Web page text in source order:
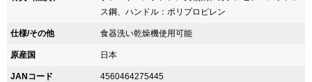
ス鋼、ハンドル：ポリプロピレン
仕様/その他 食器洗い乾燥機使用可能
原産国 日本
JANコード 4560464275445